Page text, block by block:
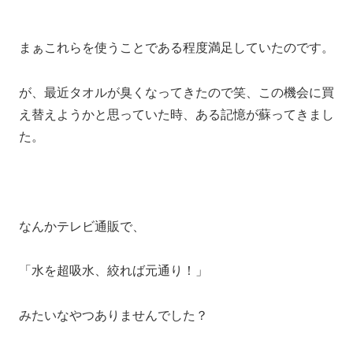
まぁこれらを使うことである程度満足していたのです。
が、最近タオルが臭くなってきたので笑、この機会に買
え替えようかと思っていた時、ある記憶が蘇ってきまし
た。
なんかテレビ通販で、
「水を超吸水、絞れば元通り！」
みたいなやつありませんでした？